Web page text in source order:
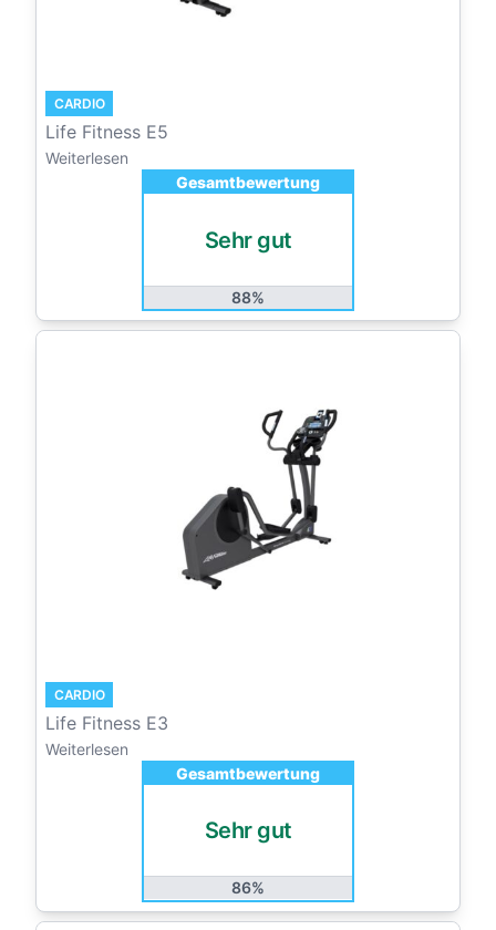
CARDIO
Life Fitness E5
Weiterlesen
Gesamtbewertung
Sehr gut
88%
CARDIO
Life Fitness E3
Weiterlesen
Gesamtbewertung
Sehr gut
86%